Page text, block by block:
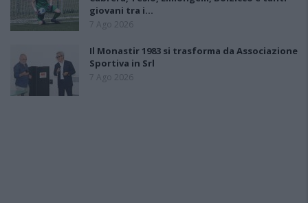
giovani tra i…
7 Ago 2026
Il Monastir 1983 si trasforma da Associazione
Sportiva in Srl
7 Ago 2026